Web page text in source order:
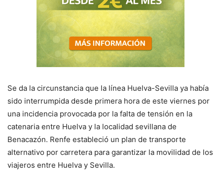
Se da la circunstancia que la línea Huelva-Sevilla ya había
sido interrumpida desde primera hora de este viernes por
una incidencia provocada por la falta de tensión en la
catenaria entre Huelva y la localidad sevillana de
Benacazón. Renfe estableció un plan de transporte
alternativo por carretera para garantizar la movilidad de los
viajeros entre Huelva y Sevilla.